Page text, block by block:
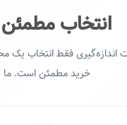
انتخاب
اندازه‌گیری فقط انتخاب
خرید مطمئن است. ما